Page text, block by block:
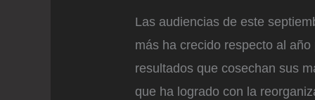
Las audiencias de este
más ha crecido respecto al
resultados que cosechan sus
que ha logrado con la